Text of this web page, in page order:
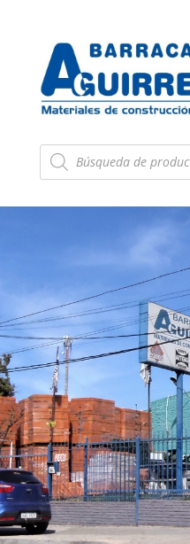
Búsqueda
de
productos